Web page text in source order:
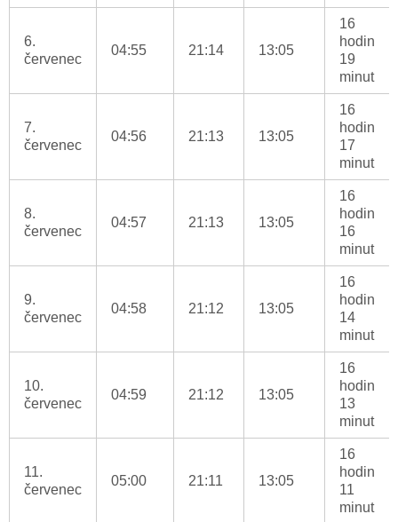
6.
červenec
04:55 21:14 13:05
16
hodin
19
minut
7.
červenec
04:56 21:13 13:05
16
hodin
17
minut
8.
červenec
04:57 21:13 13:05
16
hodin
16
minut
9.
červenec
04:58 21:12 13:05
16
hodin
14
minut
10.
červenec
04:59 21:12 13:05
16
hodin
13
minut
11.
červenec
05:00 21:11 13:05
16
hodin
11
minut